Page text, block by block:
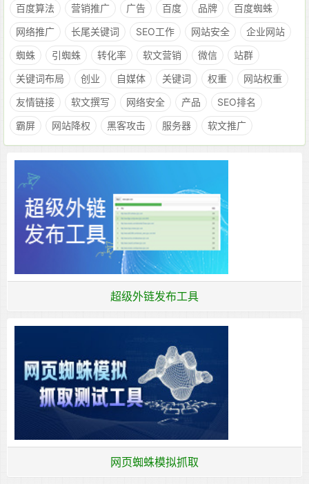
百度算法
营销推广 广告 百度 品牌
百度蜘蛛
网络推广
长尾关键词 SEO工作 网站安全
企业网站
蜘蛛
引蜘蛛 转化率 软文营销 微信
站群
关键词布局
创业 自媒体 关键词 权重
网站权重
友情链接
软文撰写 网络安全 产品
SEO排名
霸屏
网站降权 黑客攻击 服务器 软文推广
超级外链发布工具
网页蜘蛛模拟抓取